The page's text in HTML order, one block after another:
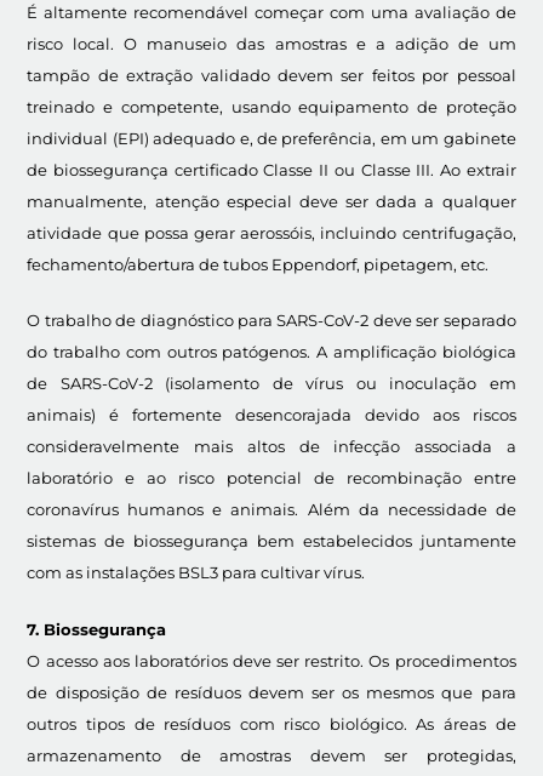
É altamente recomendável começar com uma avaliação de
risco local. O manuseio das amostras e a adição de um
tampão de extração validado devem ser feitos por pessoal
treinado e competente, usando equipamento de proteção
individual (EPI) adequado e, de preferência, em um gabinete
de biossegurança certificado Classe II ou Classe III. Ao extrair
manualmente, atenção especial deve ser dada a qualquer
atividade que possa gerar aerossóis, incluindo centrifugação,
fechamento/abertura de tubos Eppendorf, pipetagem, etc.
O trabalho de diagnóstico para SARS-CoV-2 deve ser separado
do trabalho com outros patógenos. A amplificação biológica
de SARS-CoV-2 (isolamento de vírus ou inoculação em
animais) é fortemente desencorajada devido aos riscos
consideravelmente mais altos de infecção associada a
laboratório e ao risco potencial de recombinação entre
coronavírus humanos e animais. Além da necessidade de
sistemas de biossegurança bem estabelecidos juntamente
com as instalações BSL3 para cultivar vírus.
7. Biossegurança
O acesso aos laboratórios deve ser restrito. Os procedimentos
de disposição de resíduos devem ser os mesmos que para
outros tipos de resíduos com risco biológico. As áreas de
armazenamento de amostras devem ser protegidas,